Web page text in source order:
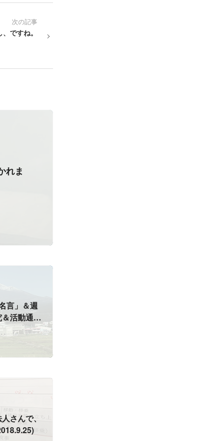
次の記事
ですね。
れま
言」＆週
活動通
さんで、